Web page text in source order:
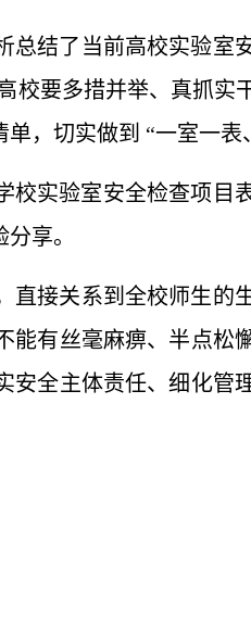
结了当前高校实验室
校要多措并举、真抓
，切实做到 “一室一表
实验室安全检查项目
享。
接关系到全校师生的
有丝毫麻痹、半点松
全主体责任、细化管